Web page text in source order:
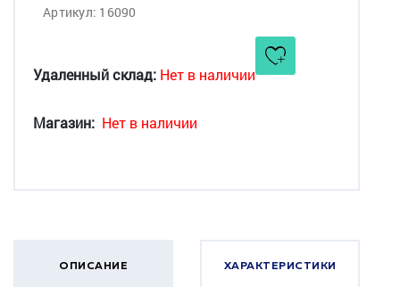
Артикул: 16090
Удаленный склад: Нет в наличии
Магазин: Нет в наличии
ОПИСАНИЕ ХАРАКТЕРИСТИКИ